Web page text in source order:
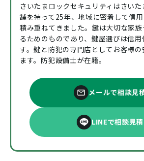
さいたまロックセキュリティはさい
舗を持って25年、地域に密着して信
積み重ねてきました。鍵は大切な家
るためのものであり、鍵屋選びは信
す。鍵と防犯の専門店としてお客様の
ます。防犯設備士が在籍。
メールで相談見
LINEで相談見積